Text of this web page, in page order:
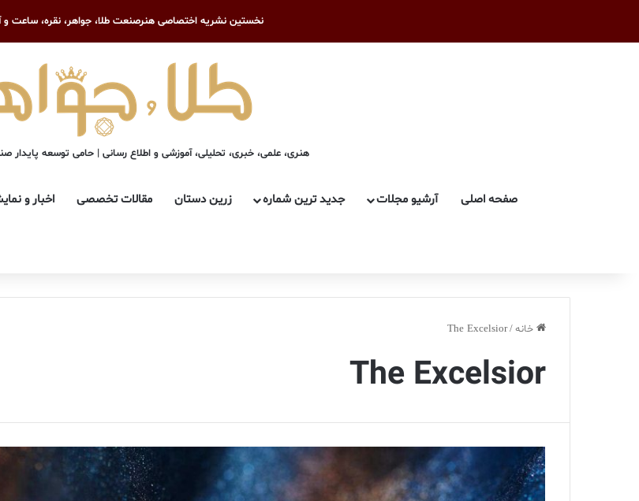
نخستین نشریه اختصاصی هنرصنعت طلا، جواهر، نقره، ساعت و
هنری، علمی، خبری، تحلیلی، آموزشی و اطلاع رسانی | حامی توسعه پایدار
صفحه اصلی آرشیو مجلات جدید ترین شماره زرین دستان مقالات تخصصی اخبار و
خانه/
The Excelsior
The Excelsior